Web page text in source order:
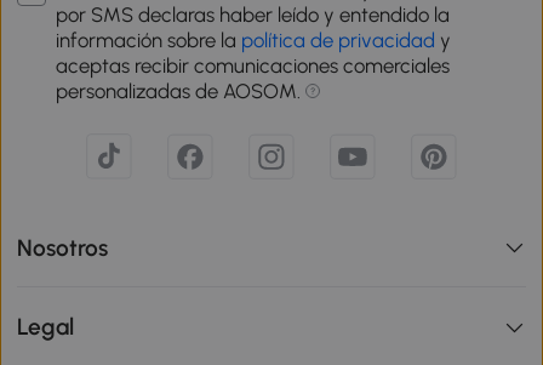
por SMS declaras haber leído y entendido la
información sobre la política de privacidad y
aceptas recibir comunicaciones comerciales
personalizadas de AOSOM.
Nosotros
Legal